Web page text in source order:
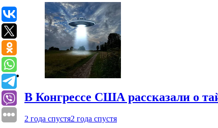
В Конгрессе США рассказали о
2 года спустя2 года спустя